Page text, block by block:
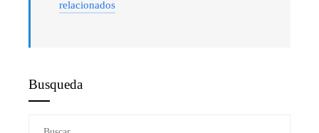
relacionados
Busqueda